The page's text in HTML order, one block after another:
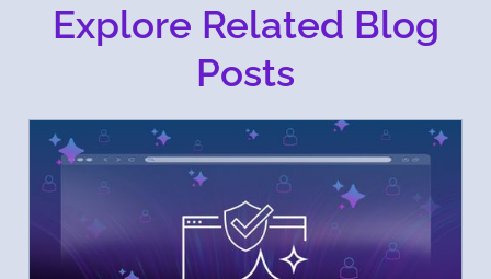
Explore Related Blog
Posts